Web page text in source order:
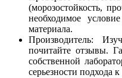
(морозостойкость,
необходимое
материала.
Производитель:
почитайте отзывы.
собственной
серьезности подхода к